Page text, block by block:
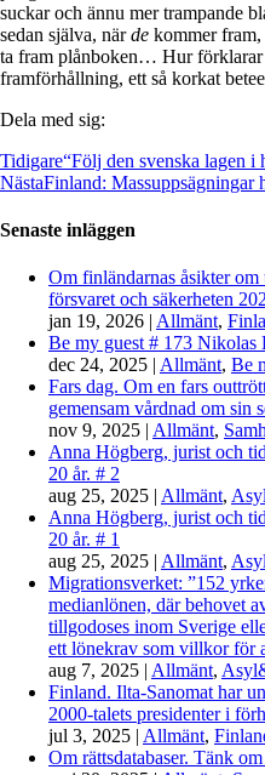
suckar och ännu mer trampande
sedan själva, närde kommer fram,
ta fram plånboken… Hur förklarar
framförhållning, ett så korkat
Dela med sig:
Tidigare“Följ den svenska lagen
NästaFinland: Massuppsägningar
Senaste inläggen
Om finländarnas åsikter
försvaret och säkerheten
jan 19, 2026 | Allmänt,
Be my guest # 173 Nikolas
dec 24, 2025 | Allmänt, Be
Fars dag. Om en fars
gemensam vårdnad om sin
nov 9, 2025 | Allmänt,
Anna Högberg, jurist och
20 år. # 2
aug 25, 2025 | Allmänt,
Anna Högberg, jurist och
20 år. # 1
aug 25, 2025 | Allmänt,
Migrationsverket: ”152
medianlönen, där behovet
tillgodoses inom Sverige
ett lönekrav som villkor för
aug 7, 2025 | Allmänt,
Finland. Ilta-Sanomat har
2000-talets presidenter i
jul 3, 2025 | Allmänt,
Om rättsdatabaser. Tänk